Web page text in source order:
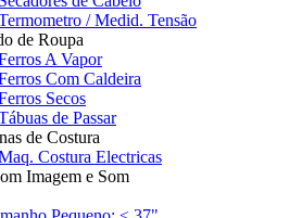
/ Medid. Tensão
de Roupa
A Vapor
Com Caldeira
Secos
de Passar
de Costura
Costura Electricas
Imagem e Som